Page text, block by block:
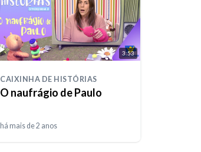
3:53
CAIXINHA DE HISTÓRIAS
O naufrágio de Paulo
há mais de 2 anos